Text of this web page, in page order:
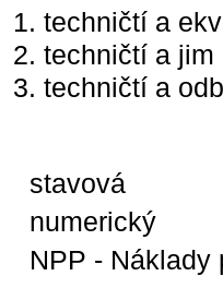
techničtí a
techničtí a jim
techničtí a
stavová
numerický
NPP - Náklady